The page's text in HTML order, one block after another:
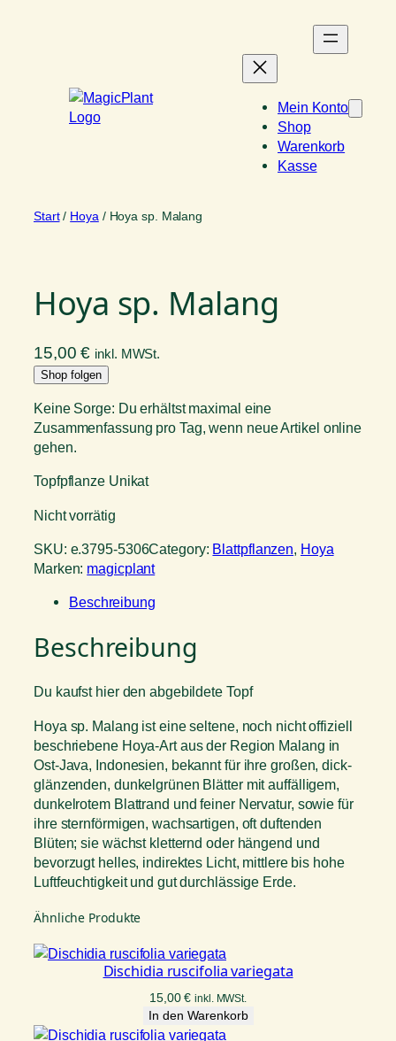
Mein Konto
Shop
Warenkorb
Kasse
Start/ Hoya / Hoya sp. Malang
Hoya sp. Malang
15,00€ inkl. MWSt.
Shop folgen
Keine Sorge: Du erhältst maximal eine
Zusammenfassung pro Tag, wenn neue Artikel online
gehen.
Topfpflanze Unikat
Nicht vorrätig
SKU: e.3795-5306Category: Blattpflanzen, Hoya
Marken: magicplant
Beschreibung
Beschreibung
Du kaufst hier den abgebildete Topf
Hoya sp. Malang ist eine seltene, noch nicht offiziell
beschriebene Hoya-Art aus der Region Malang in
Ost-Java, Indonesien, bekannt für ihre großen, dick-
glänzenden, dunkelgrünen Blätter mit auffälligem,
dunkelrotem Blattrand und feiner Nervatur, sowie für
ihre sternförmigen, wachsartigen, oft duftenden
Blüten; sie wächst kletternd oder hängend und
bevorzugt helles, indirektes Licht, mittlere bis hohe
Luftfeuchtigkeit und gut durchlässige Erde.
Ähnliche Produkte
Dischidia ruscifolia variegata
15,00€ inkl. MWSt.
In den Warenkorb